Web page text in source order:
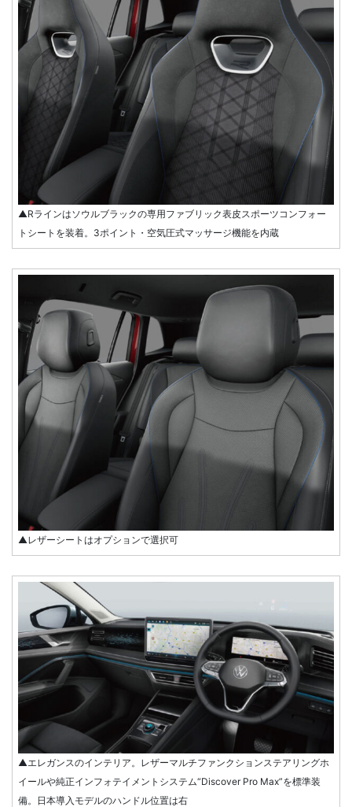
▲Rラインはソウルブラックの専用ファブリック表皮スポーツコンフォー
トシートを装着。3ポイント・空気圧式マッサージ機能を内蔵
▲レザーシートはオプションで選択可
▲エレガンスのインテリア。レザーマルチファンクションステアリングホ
イールや純正インフォテイメントシステム“Discover Pro Max”を標準装
備。日本導入モデルのハンドル位置は右